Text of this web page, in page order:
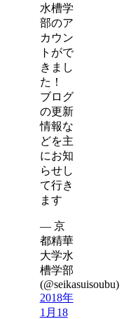
水槽学
部のア
カウン
トがで
きまし
た！
ブログ
の更新
情報な
どを主
にお知
らせし
て行き
ます
— 京
都精華
大学水
槽学部
(@seikasuisoubu)
2018年
1月18